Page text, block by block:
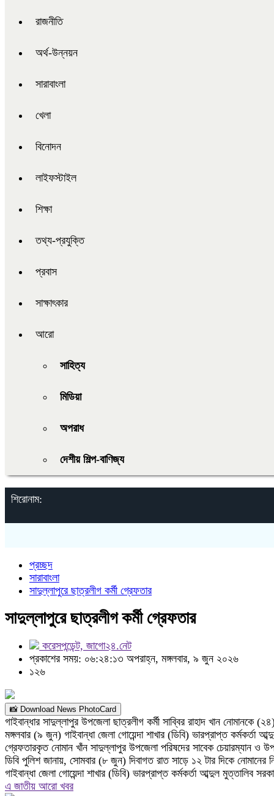
রাজনীতি
অর্থ-উন্নয়ন
সারাবাংলা
খেলা
বিনোদন
লাইফস্টাইল
শিক্ষা
তথ্য-প্রযুক্তি
প্রবাস
সাক্ষাৎকার
আরো
সাহিত্য
মিডিয়া
অপরাধ
দেশীয় শিল্প-বাণিজ্য
শিরোনাম:
প্রচ্ছদ
সারাবাংলা
সাদুল্লাপুরে ছাত্রলীগ কর্মী গ্রেফতার
সাদুল্লাপুরে ছাত্রলীগ কর্মী গ্রেফতার
করেসপন্ডেন্ট, জাগো২৪.নেট
প্রকাশের সময়: ০৬:২৪:১৩ অপরাহ্ন, মঙ্গলবার, ৯ জুন ২০২৬
১২৬
📸 Download News PhotoCard
গাইবান্ধার সাদুল্লাপুর উপজেলা ছাত্রলীগ কর্মী সাব্বির রাহাদ খান নোমানকে
মঙ্গলবার (৯ জুন) গাইবান্ধা জেলা গোয়েন্দা শাখার (ডিবি) ভারপ্রাপ্ত কর্মকর্তা
গ্রেফতারকৃত নোমান খাঁন সাদুল্লাপুর উপজেলা পরিষদের সাবেক চেয়ারম্যান ও
‎ডিবি পুলিশ জানায়, সোমবার (৮ জুন) দিবাগত রাত সাড়ে ১২ টার দিকে
গাইবান্ধা জেলা গোয়েন্দা শাখার (ডিবি) ভারপ্রাপ্ত কর্মকর্তা আব্দুল
এ জাতীয় আরো খবর